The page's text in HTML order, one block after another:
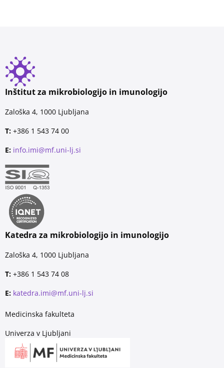
Inštitut za mikrobiologijo in imunologijo
Zaloška 4, 1000 Ljubljana
T: +386 1 543 74 00
E: info.imi@mf.uni-lj.si
Katedra za mikrobiologijo in imunologijo
Zaloška 4, 1000 Ljubljana
T: +386 1 543 74 08
E: katedra.imi@mf.uni-lj.si
Medicinska fakulteta
Univerza v Ljubljani